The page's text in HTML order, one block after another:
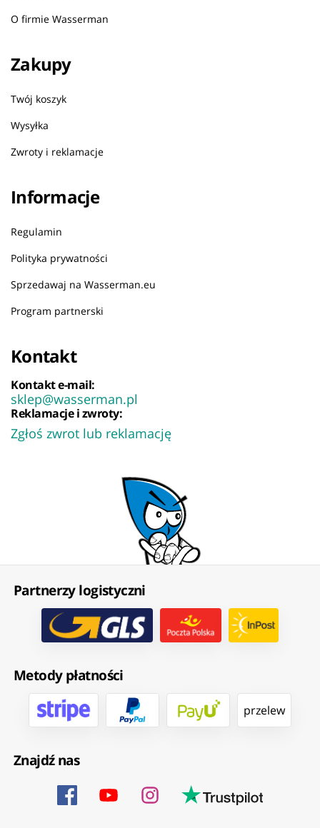
O firmie Wasserman
Zakupy
Twój koszyk
Wysyłka
Zwroty i reklamacje
Informacje
Regulamin
Polityka prywatności
Sprzedawaj na Wasserman.eu
Program partnerski
Kontakt
Kontakt e-mail:
sklep@wasserman.pl
Reklamacje i zwroty:
Zgłoś zwrot lub reklamację
Partnerzy logistyczni
Metody płatności
przelew
Znajdź nas